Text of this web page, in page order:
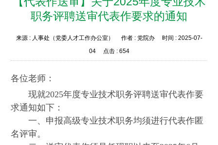
职务评聘送审代表作要求的通知
来源 : 人事处（党委人才工作办公室） 作者 : 党院办时间 : 2025-07-
04点击 : 654
各位老师：
现就2025年度专业技术职务评聘送审代表作要
求通知如下：
一、申报高级专业技术职务均须进行代表作匿
名评审。